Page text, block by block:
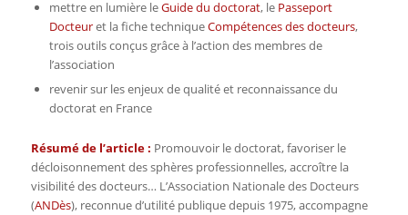
mettre en lumière leGuide du doctorat, le Passeport
Docteuret la fiche techniqueCompétences des docteurs,
trois outils conçus grâce à l’action des membres de
l’association
revenir sur les enjeux de qualité et reconnaissance du
doctorat en France
Résumé de l’article : Promouvoir le doctorat, favoriser le
décloisonnement des sphères professionnelles, accroître la
visibilité des docteurs… L’Association Nationale des Docteurs
(ANDès), reconnue d’utilité publique depuis 1975, accompagne